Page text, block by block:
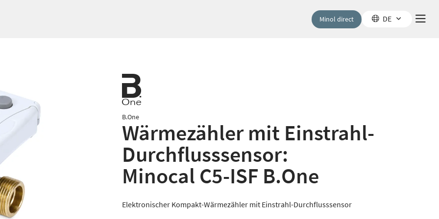
Minol direct DE
B.One
Wärmezähler mit Einstrahl-
Durchflusssensor:
Minocal C5-ISF B.One
Elektronischer Kompakt-Wärmezähler mit Einstrahl-Durchflusssensor